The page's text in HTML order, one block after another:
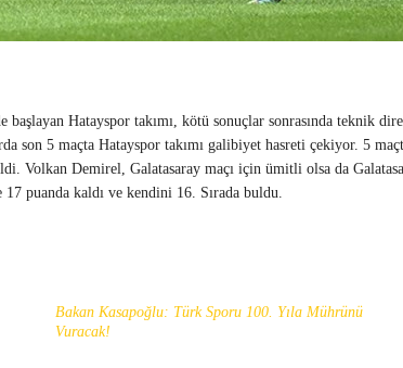
Hatayspor takımı, kötü sonuçlar sonrasında teknik
son 5 maçta Hatayspor takımı galibiyet hasreti çekiyor. 5
Volkan Demirel, Galatasaray maçı için ümitli olsa da
puanda kaldı ve kendini 16. Sırada buldu.
Bakan Kasapoğlu: Türk Sporu 100. Yıla Mührünü
Vuracak!